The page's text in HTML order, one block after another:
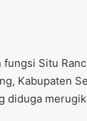
Situ
Kabupaten
diduga